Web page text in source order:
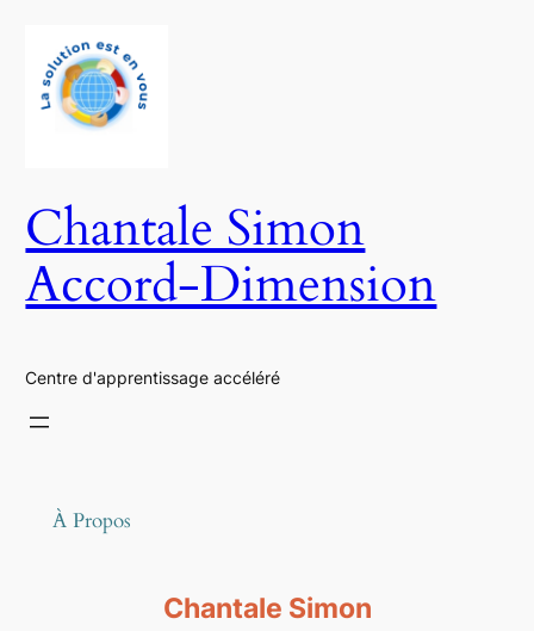
contenu
Chantale Simon
Accord-Dimension
Centre d'apprentissage accéléré
À Propos
Chantale Simon